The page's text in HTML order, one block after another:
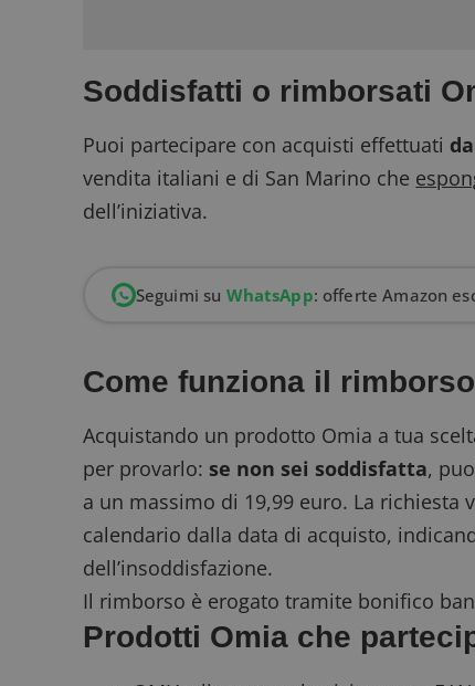
Soddisfatti o rimborsati
Puoi partecipare con acquisti effettuati
vendita italiani e di San Marino che
dell’iniziativa.
Seguimi su WhatsApp: offerte Amazon
Come funziona il
Acquistando un prodotto Omia a tua
per provarlo: se non sei soddisfatta,
a un massimo di 19,99 euro. La richiesta
calendario dalla data di acquisto,
dell’insoddisfazione.
Il rimborso è erogato tramite bonifico
Prodotti Omia che